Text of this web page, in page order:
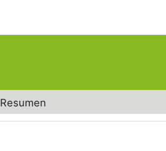
Resumen